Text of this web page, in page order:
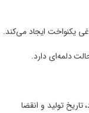
یکنواخت ایجاد می‌کند.
دلمه‌ای دارد.
تولید و انقضا